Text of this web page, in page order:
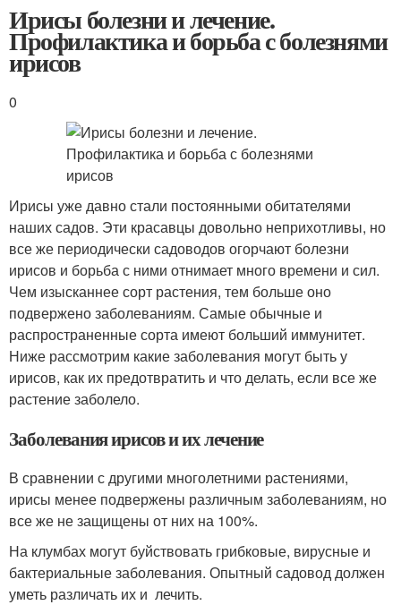
Ирисы болезни и лечение.
Профилактика и борьба с болезнями
ирисов
0
Ирисы уже давно стали постоянными обитателями
наших садов. Эти красавцы довольно неприхотливы, но
все же периодически садоводов огорчают болезни
ирисов и борьба с ними отнимает много времени и сил.
Чем изысканнее сорт растения, тем больше оно
подвержено заболеваниям. Самые обычные и
распространенные сорта имеют больший иммунитет.
Ниже рассмотрим какие заболевания могут быть у
ирисов, как их предотвратить и что делать, если все же
растение заболело.
Заболевания ирисов и их лечение
В сравнении с другими многолетними растениями,
ирисы менее подвержены различным заболеваниям, но
все же не защищены от них на 100%.
На клумбах могут буйствовать грибковые, вирусные и
бактериальные заболевания. Опытный садовод должен
уметь различать их и лечить.